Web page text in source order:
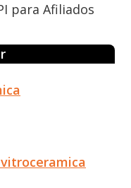
para Afiliados